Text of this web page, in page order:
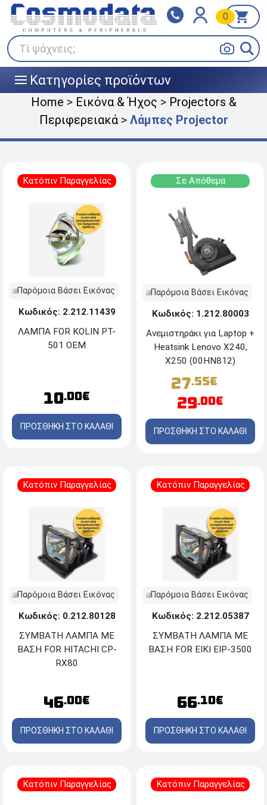
Τί ψάχνεις;
0
||| Κατηγορίες προϊόντων
Klarna
Πληρώστε σε 3
άτοκες δόσεις
BOX NOW
Home > Εικόνα & Ήχος > Projectors &
Περιφερειακά> Λάμπες Projector
Κατόπιν Παραγγελίας
Παρόμοια Βάσει Εικόνας
Κωδικός: 2.212.11439
ΛΑΜΠΑ FOR KOLIN PT-
501 OEM
10.00€
ΠΡΟΣΘΗΚΗ ΣΤΟ ΚΑΛΑΘΙ
Σε Απόθεμα
Παρόμοια Βάσει Εικόνας
Κωδικός: 1.212.80003
Ανεμιστηράκι για Laptop +
Heatsink Lenovo X240,
X250 (00HN812)
27.55€
29.00€
ΠΡΟΣΘΗΚΗ ΣΤΟ ΚΑΛΑΘΙ
Κατόπιν Παραγγελίας
Παρόμοια Βάσει Εικόνας
Κωδικός: 0.212.80128
ΣΥΜΒΑΤΗ ΛΑΜΠΑ ΜΕ
ΒΑΣΗ FOR HITACHI CP-
RX80
46.00€
ΠΡΟΣΘΗΚΗ ΣΤΟ ΚΑΛΑΘΙ
Κατόπιν Παραγγελίας
Παρόμοια Βάσει Εικόνας
Κωδικός: 2.212.05387
ΣΥΜΒΑΤΗ ΛΑΜΠΑ ΜΕ
ΒΑΣΗ FOR EIKI EIP-3500
66.10€
ΠΡΟΣΘΗΚΗ ΣΤΟ ΚΑΛΑΘΙ
Κατόπιν Παραγγελίας Κατόπιν Παραγγελίας